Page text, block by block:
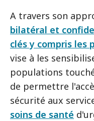
A travers son
bilatéral et
clés y compris les
vise à les
populations
de permettre
sécurité aux
soins de santé